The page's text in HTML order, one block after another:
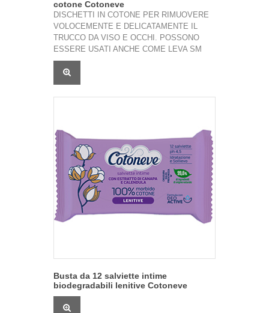
cotone Cotoneve
DISCHETTI IN COTONE PER RIMUOVERE
VOLOCEMENTE E DELICATAMENTE IL
TRUCCO DA VISO E OCCHI. POSSONO
ESSERE USATI ANCHE COME LEVA SM
Busta da 12 salviette intime
biodegradabili lenitive Cotoneve